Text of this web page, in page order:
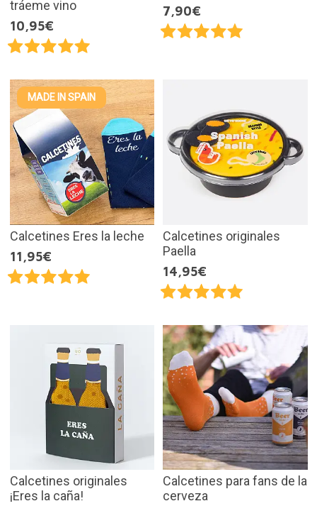
tráeme vino
10,95€
7,90€
MADE IN SPAIN
Calcetines Eres la leche
11,95€
Calcetines originales
Paella
14,95€
Calcetines originales
¡Eres la caña!
Calcetines para fans de la
cerveza